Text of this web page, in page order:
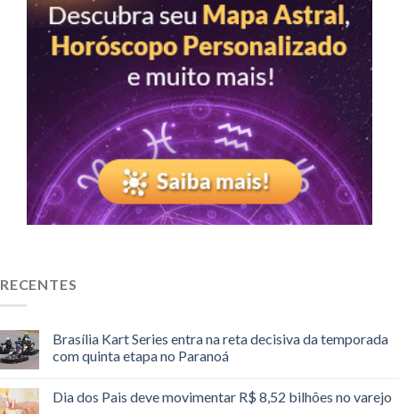
RECENTES
Brasília Kart Series entra na reta decisiva da temporada
com quinta etapa no Paranoá
Dia dos Pais deve movimentar R$ 8,52 bilhões no varejo